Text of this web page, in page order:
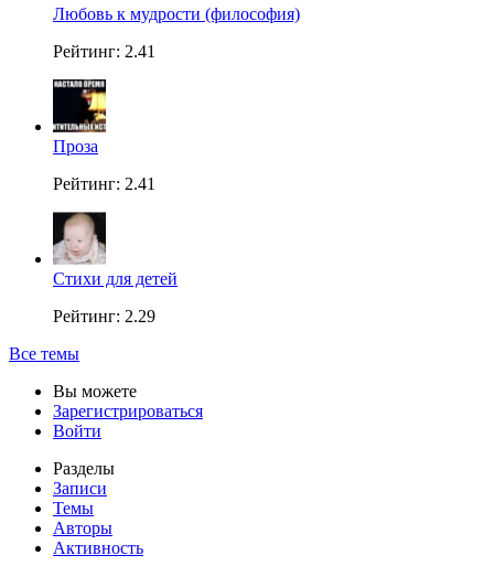
Любовь к мудрости (философия)
Рейтинг: 2.41
Проза
Рейтинг: 2.41
Стихи для детей
Рейтинг: 2.29
Все темы
Вы можете
Зарегистрироваться
Войти
Разделы
Записи
Темы
Авторы
Активность